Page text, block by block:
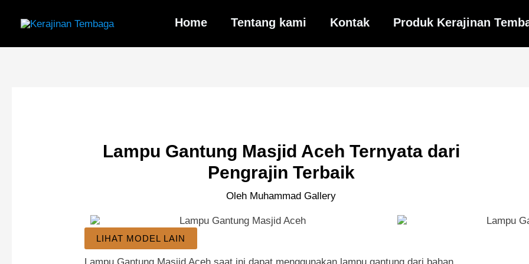
konten
Home Tentang kami Kontak Produk Kerajinan
Lampu Gantung Masjid Aceh Ternyata dari
Pengrajin Terbaik
Oleh Muhammad Gallery
LIHAT MODEL LAIN